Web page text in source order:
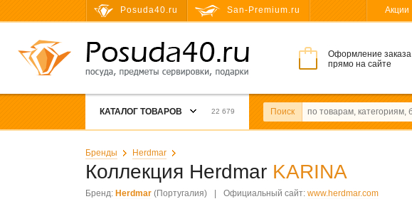
Posuda40.ru San-Premium.ru Акции
Оформление заказа
прямо на сайте
КАТАЛОГ ТОВАРОВ 22 679 Поиск
Бренды Herdmar
Коллекция Herdmar KARINA
Бренд: Herdmar (Португалия) Официальный сайт: www.herdmar.com